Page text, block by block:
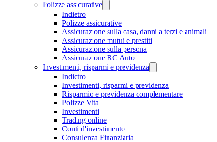
Polizze assicurative
Indietro
Polizze assicurative
Assicurazione sulla casa, danni a terzi e animali
Assicurazione mutui e prestiti
Assicurazione sulla persona
Assicurazione RC Auto
Investimenti, risparmi e previdenza
Indietro
Investimenti, risparmi e previdenza
Risparmio e previdenza complementare
Polizze Vita
Investimenti
Trading online
Conti d'investimento
Consulenza Finanziaria